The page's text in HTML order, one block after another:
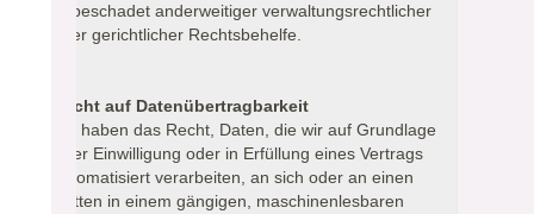
unbeschadet anderweitiger verwaltungsrechtlicher
oder gerichtlicher Rechtsbehelfe.
Recht auf Datenübertragbarkeit
Sie haben das Recht, Daten, die wir auf Grundlage
Ihrer Einwilligung oder in Erfüllung eines Vertrags
automatisiert verarbeiten, an sich oder an einen
Dritten in einem gängigen, maschinenlesbaren